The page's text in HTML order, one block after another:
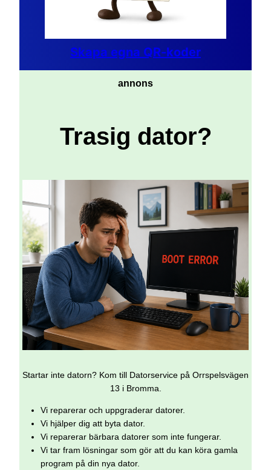
Skapa egna QR-koder
annons
Trasig dator?
Startar inte datorn? Kom till Datorservice på Orrspelsvägen
13 i Bromma.
Vi reparerar och uppgraderar datorer.
Vi hjälper dig att byta dator.
Vi reparerar bärbara datorer som inte fungerar.
Vi tar fram lösningar som gör att du kan köra gamla
program på din nya dator.